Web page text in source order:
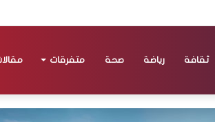
ثقافة رياضة صحة متفرقات